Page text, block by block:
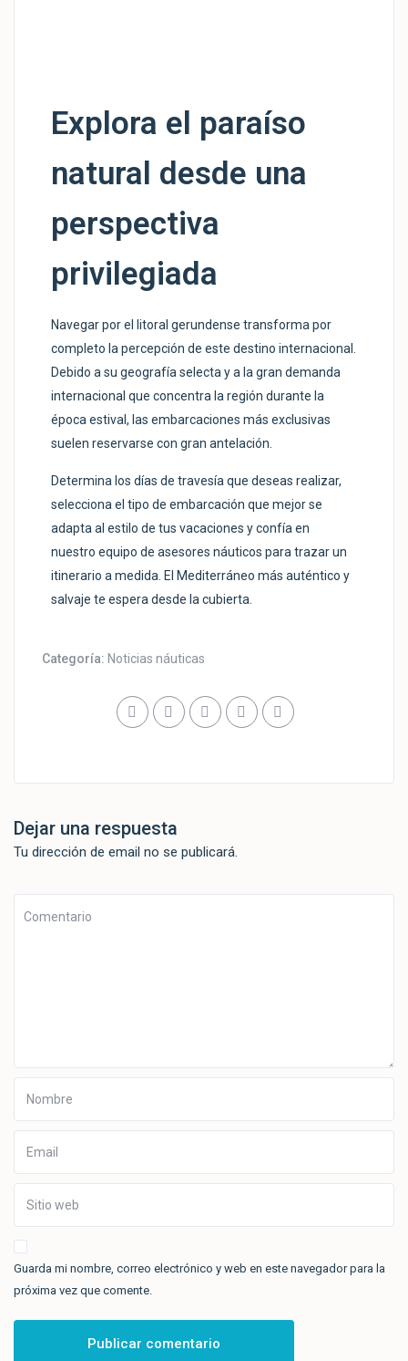
Explora el paraíso
natural desde una
perspectiva
privilegiada
Navegar por el litoral gerundense transforma por
completo la percepción de este destino internacional.
Debido a su geografía selecta y a la gran demanda
internacional que concentra la región durante la
época estival, las embarcaciones más exclusivas
suelen reservarse con gran antelación.
Determina los días de travesía que deseas realizar,
selecciona el tipo de embarcación que mejor se
adapta al estilo de tus vacaciones y confía en
nuestro equipo de asesores náuticos para trazar un
itinerario a medida. El Mediterráneo más auténtico y
salvaje te espera desde la cubierta.
Categoría: Noticias náuticas
Dejar una respuesta
Tu dirección de email no se publicará.
Guarda mi nombre, correo electrónico y web en este navegador para la
próxima vez que comente.